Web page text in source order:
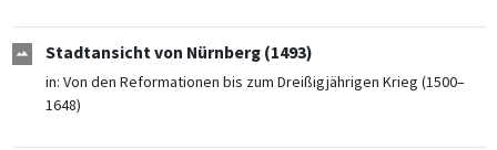
Stadtansicht von Nürnberg (1493)
in: Von den Reformationen bis zum Dreißigjährigen Krieg (1500–
1648)